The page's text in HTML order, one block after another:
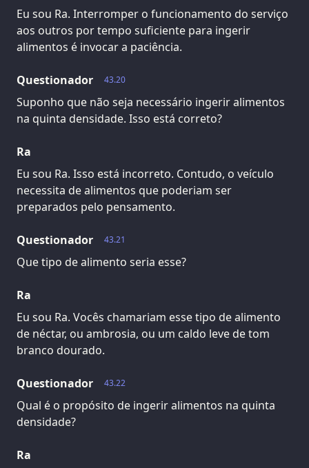
Eu sou Ra. Interromper o funcionamento do serviço
aos outros por tempo suficiente para ingerir
alimentos é invocar a paciência.
43.20
Questionador
Suponho que não seja necessário ingerir alimentos
na quinta densidade. Isso está correto?
Ra
Eu sou Ra. Isso está incorreto. Contudo, o veículo
necessita de alimentos que poderiam ser
preparados pelo pensamento.
43.21
Questionador
Que tipo de alimento seria esse?
Ra
Eu sou Ra. Vocês chamariam esse tipo de alimento
de néctar, ou ambrosia, ou um caldo leve de tom
branco dourado.
43.22
Questionador
Qual é o propósito de ingerir alimentos na quinta
densidade?
Ra